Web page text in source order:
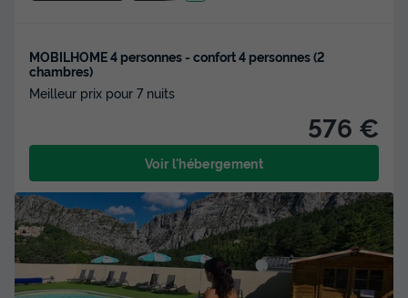
MOBILHOME 4 personnes - confort 4 personnes (2
chambres)
Meilleur prix pour 7 nuits
576 €
Voir l'hébergement